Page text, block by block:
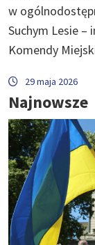
w
Suchym Lesie –
Komendy
29 maja 2026
Najnowsze